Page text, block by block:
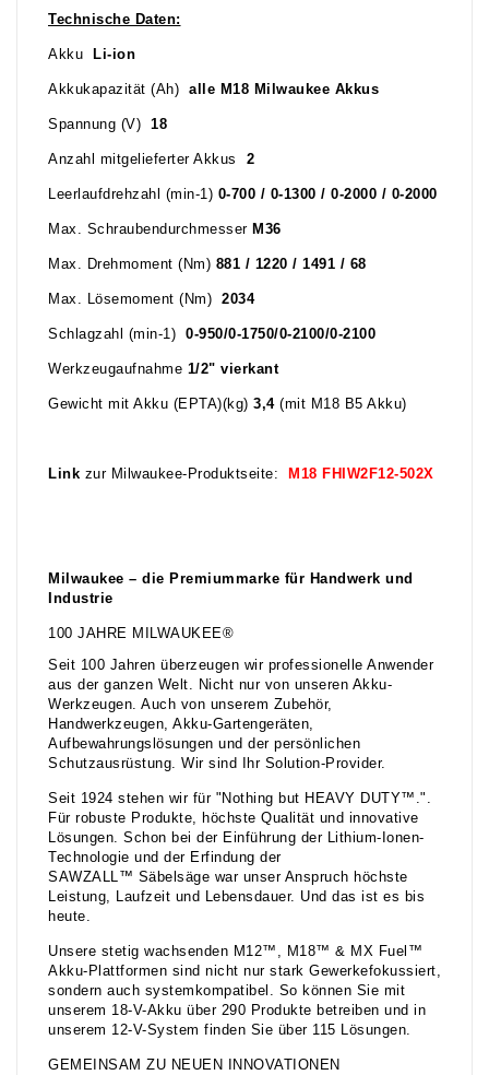
Technische Daten:
Akku Li-ion
Akkukapazität (Ah) alle M18 Milwaukee Akkus
Spannung (V) 18
Anzahl mitgelieferter Akkus 2
Leerlaufdrehzahl (min-1) 0-700 / 0-1300 / 0-2000 / 0-2000
Max. Schraubendurchmesser M36
Max. Drehmoment (Nm) 881 / 1220 / 1491 / 68
Max. Lösemoment (Nm) 2034
Schlagzahl (min-1) 0-950/0-1750/0-2100/0-2100
Werkzeugaufnahme 1/2" vierkant
Gewicht mit Akku (EPTA)(kg) 3,4(mit M18 B5 Akku)
Link zur Milwaukee-Produktseite: M18 FHIW2F12-502X
Milwaukee – die Premiummarke für Handwerk und
Industrie
100 JAHRE MILWAUKEE®
Seit 100 Jahren überzeugen wir professionelle Anwender
aus der ganzen Welt. Nicht nur von unseren Akku-
Werkzeugen. Auch von unserem Zubehör,
Handwerkzeugen, Akku-Gartengeräten,
Aufbewahrungslösungen und der persönlichen
Schutzausrüstung. Wir sind Ihr Solution-Provider.
Seit 1924 stehen wir für "Nothing but HEAVY DUTY™.".
Für robuste Produkte, höchste Qualität und innovative
Lösungen. Schon bei der Einführung der Lithium-Ionen-
Technologie und der Erfindung der
SAWZALL™ Säbelsäge war unser Anspruch höchste
Leistung, Laufzeit und Lebensdauer. Und das ist es bis
heute.
Unsere stetig wachsenden M12™, M18™ & MX Fuel™
Akku-Plattformen sind nicht nur stark Gewerkefokussiert,
sondern auch systemkompatibel. So können Sie mit
unserem 18-V-Akku über 290 Produkte betreiben und in
unserem 12-V-System finden Sie über 115 Lösungen.
GEMEINSAM ZU NEUEN INNOVATIONEN